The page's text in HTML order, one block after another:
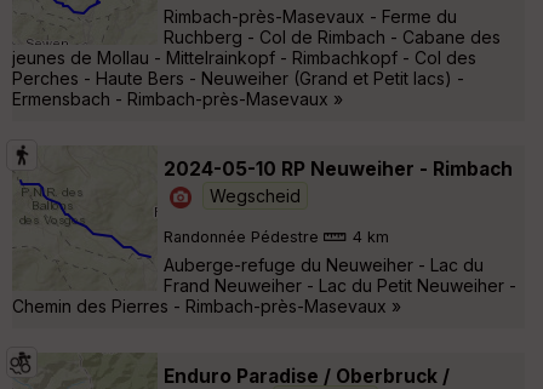
Rimbach-près-Masevaux - Ferme du
Ruchberg - Col de Rimbach - Cabane des
jeunes de Mollau - Mittelrainkopf - Rimbachkopf - Col des
Perches - Haute Bers - Neuweiher (Grand et Petit lacs) -
Ermensbach - Rimbach-près-Masevaux »
2024-05-10 RP Neuweiher - Rimbach
Wegscheid
Randonnée Pédestre 4 km
Auberge-refuge du Neuweiher - Lac du
Frand Neuweiher - Lac du Petit Neuweiher -
Chemin des Pierres - Rimbach-près-Masevaux »
Enduro Paradise / Oberbruck /